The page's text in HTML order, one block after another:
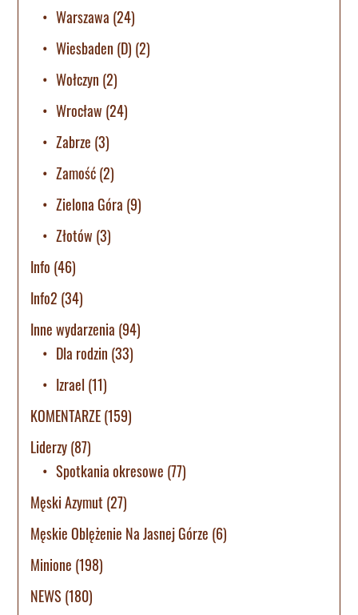
Warszawa (24)
Wiesbaden (D) (2)
Wołczyn (2)
Wrocław (24)
Zabrze (3)
Zamość(2)
Zielona Góra (9)
Złotów (3)
Info (46)
Info2 (34)
Inne wydarzenia (94)
Dla rodzin (33)
Izrael (11)
KOMENTARZE(159)
Liderzy(87)
Spotkania okresowe (77)
Męski Azymut (27)
Męskie Oblężenie Na Jasnej Górze (6)
Minione (198)
NEWS (180)